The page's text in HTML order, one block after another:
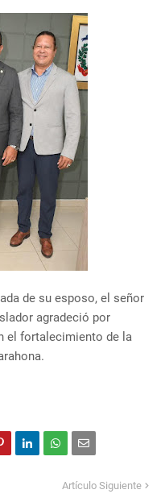
de su esposo, el señor
agradeció por
el fortalecimiento de la
Artículo Siguiente